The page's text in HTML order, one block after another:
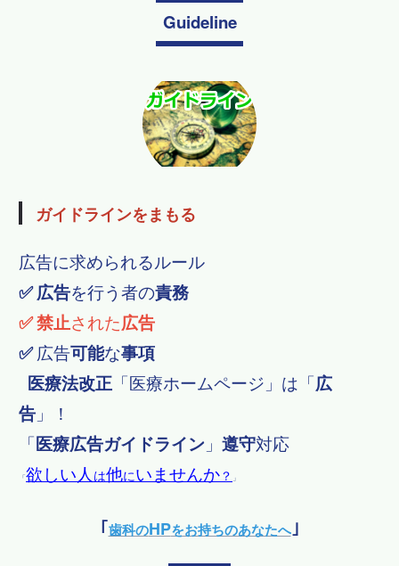
Guideline
ガイドラインをまもる
広告に求められるルール
✅ 広告を行う者の責務
✅禁止された広告
✅ 広告可能な事項
医療法改正 「 医療ホームページ」は「 広
告 」！
「 医療広告ガイドライン 」 遵守対応
「 欲しい人 は他にいませんか ？ 」
｢ 歯科のHPをお持ちのあなたへ｣